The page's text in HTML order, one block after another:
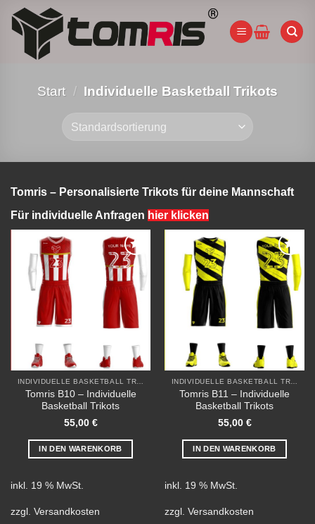
Zum
Inhalt
springen
Start / Individuelle Basketball Trikots
Tomris – Personalisierte Trikots für deine Mannschaft
Für individuelle Anfragen hier klicken
Add to
wishlist
Tomris B10 – Individuelle
Basketball Trikots
55,00 €
IN DEN WARENKORB
inkl. 19 % MwSt.
zzgl. Versandkosten
Add to
wishlist
Tomris B11 – Individuelle
Basketball Trikots
55,00 €
IN DEN WARENKORB
inkl. 19 % MwSt.
zzgl. Versandkosten